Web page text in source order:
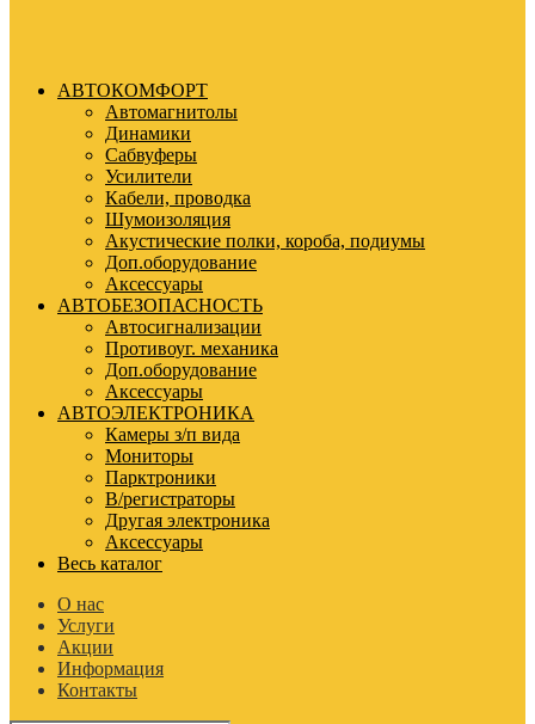
АВТОКОМФОРТ
Автомагнитолы
Динамики
Сабвуферы
Усилители
Кабели, проводка
Шумоизоляция
Акустические полки, короба, подиумы
Доп.оборудование
Аксессуары
АВТОБЕЗОПАСНОСТЬ
Автосигнализации
Противоуг. механика
Доп.оборудование
Аксессуары
АВТОЭЛЕКТРОНИКА
Камеры з/п вида
Мониторы
Парктроники
В/регистраторы
Другая электроника
Аксессуары
Весь каталог
О нас
Услуги
Акции
Информация
Контакты